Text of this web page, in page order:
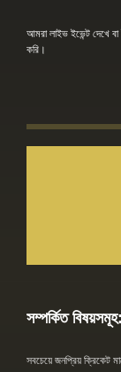
আমরা লাইভ ইভেন্ট দেখে বা
করি।
সম্পর্কিত বিষয়সমূহ:
সবচেয়ে জনপ্রিয় ক্রিকেট